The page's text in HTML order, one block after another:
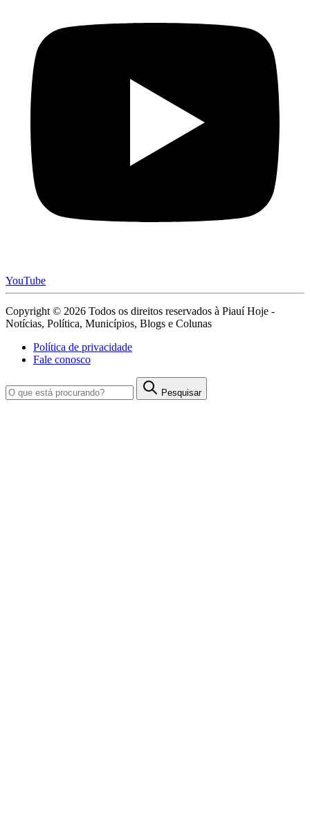
YouTube
Copyright © 2026 Todos os direitos reservados à Piauí Hoje -
Notícias, Política, Municípios, Blogs e Colunas
Política de privacidade
Fale conosco
Pesquisar